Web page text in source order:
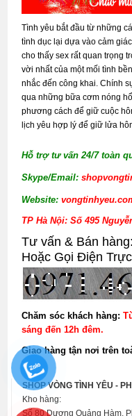
Tình yêu bắt đầu từ những
tình dục lại dựa vào cảm
cho thấy sex rất quan trọng
vời nhất của một mối tình
nhắc đến công khai. Chính
qua những bữa cơm nóng
phương cách để giữ cuộc
lịch yêu hợp lý để giữ lửa
Hỗ trợ tư vấn 24/7 toàn
Skype/Email:
Website:
TP Hà Nội: Số 495
Tư vấn & Bán
Hoặc Gọi Điện
Chăm sóc khách hàng:
sáng đến 12h đêm.
Giao hàng tận nơi trên
hàng.
SHOP VÒNG TÌNH YÊU -
Kho hàng:
Số 80 Dương Quảng Hàm,